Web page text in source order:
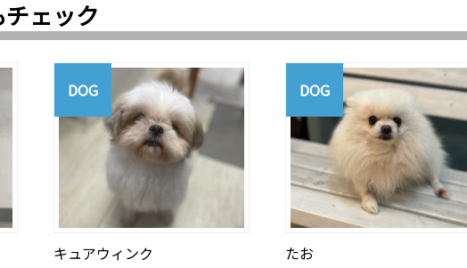
ェック
DOG
キュアウィンク
DOG
たお